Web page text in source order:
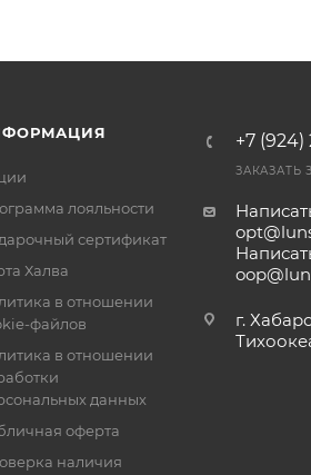
лояльности
сертификат
Халва
в отношении
файлов
в отношении
данных
оферта
наличия
+7 (924)
ЗАКАЗАТЬ
г.